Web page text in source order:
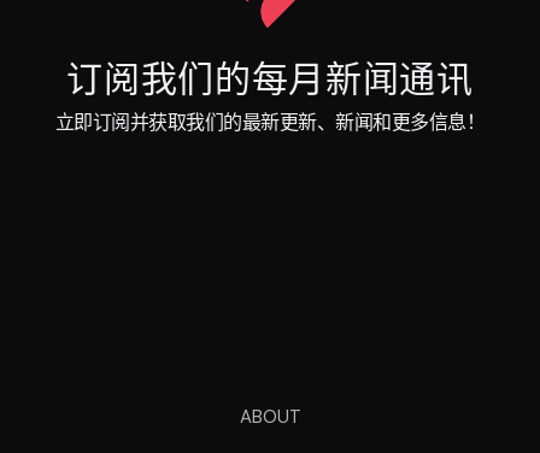
订阅我们的每月新闻通讯
立即订阅并获取我们的最新更新、新闻和更多信息！
ABOUT